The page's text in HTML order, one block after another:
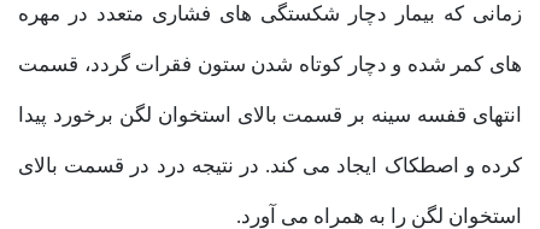
زمانی که بیمار دچار شکستگی های فشاری متعدد در مهره
های کمر شده و دچار کوتاه شدن ستون فقرات گردد، قسمت
انتهای قفسه سینه بر قسمت بالای استخوان لگن برخورد پیدا
کرده و اصطکاک ایجاد می کند. در نتیجه درد در قسمت بالای
استخوان لگن را به همراه می آورد.